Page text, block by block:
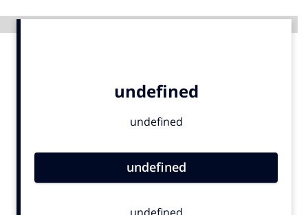
Events
Opleidingen
Artificial Intelligence